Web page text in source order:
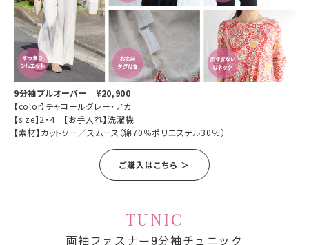
9分袖プルオーバー ¥20,900
【color】チャコールグレー・アカ
【size】2・4 【お手入れ】洗濯機
【素材】カットソー／スムース（綿70％ポリエステル30％）
ご購入はこちら ＞
TUNIC
両袖ファスナー9分袖チュニック